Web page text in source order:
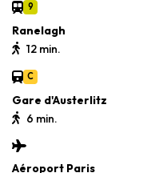
9
Ranelagh
12 min.
C
Gare d'Austerlitz
6 min.
Aéroport Paris